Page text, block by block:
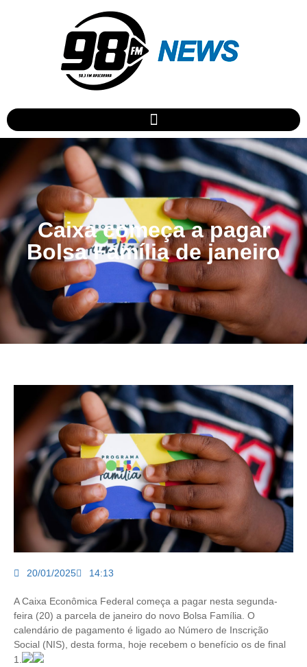
Caixa começa a pagar
Bolsa Família de janeiro
20/01/2025 14:13
A Caixa Econômica Federal começa a pagar nesta segunda-
feira (20) a parcela de janeiro do novo Bolsa Família. O
calendário de pagamento é ligado ao Número de Inscrição
Social (NIS), desta forma, hoje recebem o benefício os de final
1.